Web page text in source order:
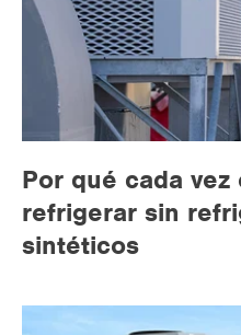
Por qué cada
refrigerar sin
sintéticos